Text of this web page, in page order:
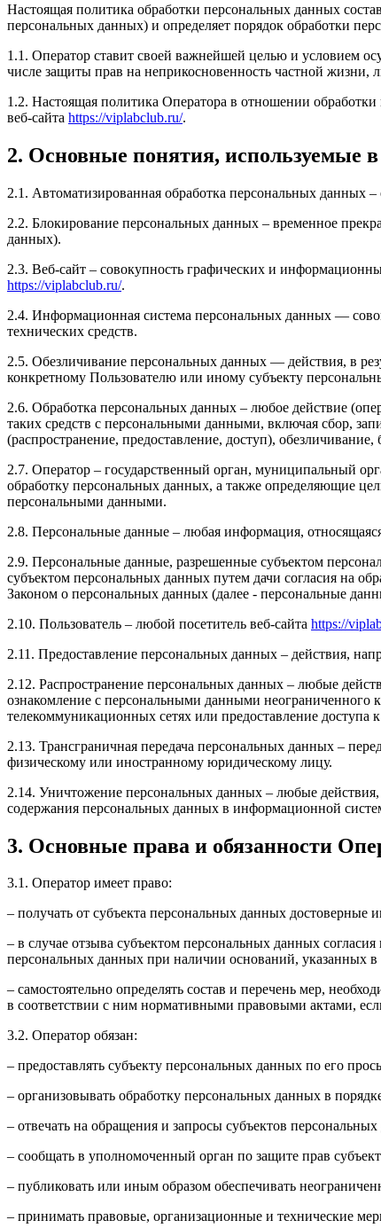
Настоящая политика обработки персональных данных
персональных данных) и определяет порядок обработки
1.1. Оператор ставит своей важнейшей целью и условием
числе защиты прав на неприкосновенность частной жизни,
1.2. Настоящая политика Оператора в отношении
веб-сайта https://viplabclub.ru/.
2. Основные понятия, используемые
2.1. Автоматизированная обработка персональных данных
2.2. Блокирование персональных данных – временное
данных).
2.3. Веб-сайт – совокупность графических и
https://viplabclub.ru/.
2.4. Информационная система персональных данных —
технических средств.
2.5. Обезличивание персональных данных — действия, в
конкретному Пользователю или иному субъекту
2.6. Обработка персональных данных – любое действие
таких средств с персональными данными, включая сбор,
(распространение, предоставление, доступ),
2.7. Оператор – государственный орган, муниципальный
обработку персональных данных, а также определяющие
персональными данными.
2.8. Персональные данные – любая информация,
2.9. Персональные данные, разрешенные субъектом
субъектом персональных данных путем дачи согласия на
Законом о персональных данных (далее - персональные
2.10. Пользователь – любой посетитель веб-сайта https://
2.11. Предоставление персональных данных – действия,
2.12. Распространение персональных данных – любые
ознакомление с персональными данными
телекоммуникационных сетях или предоставление
2.13. Трансграничная передача персональных данных –
физическому или иностранному юридическому лицу.
2.14. Уничтожение персональных данных – любые действия,
содержания персональных данных в информационной
3. Основные права и обязанности
3.1. Оператор имеет право:
– получать от субъекта персональных данных
– в случае отзыва субъектом персональных данных
персональных данных при наличии оснований, указанных
– самостоятельно определять состав и перечень мер,
в соответствии с ним нормативными правовыми актами,
3.2. Оператор обязан:
– предоставлять субъекту персональных данных по его
– организовывать обработку персональных данных в
– отвечать на обращения и запросы субъектов
– сообщать в уполномоченный орган по защите прав
– публиковать или иным образом обеспечивать
– принимать правовые, организационные и технические